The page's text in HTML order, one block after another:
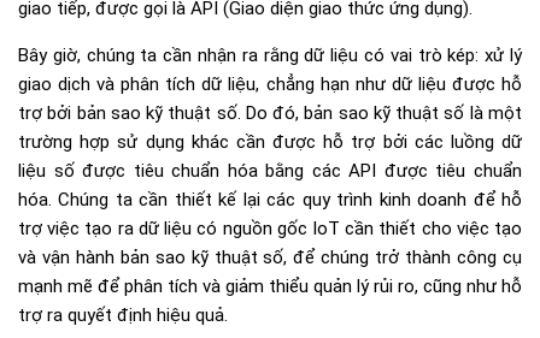
giao tiếp, được gọi là API (Giao diện giao thức ứng dụng).
Bây giờ, chúng ta cần nhận ra rằng dữ liệu có vai trò kép: xử lý
giao dịch và phân tích dữ liệu, chẳng hạn như dữ liệu được hỗ
trợ bởi bản sao kỹ thuật số. Do đó, bản sao kỹ thuật số là một
trường hợp sử dụng khác cần được hỗ trợ bởi các luồng dữ
liệu số được tiêu chuẩn hóa bằng các API được tiêu chuẩn
hóa. Chúng ta cần thiết kế lại các quy trình kinh doanh để hỗ
trợ việc tạo ra dữ liệu có nguồn gốc IoT cần thiết cho việc tạo
và vận hành bản sao kỹ thuật số, để chúng trở thành công cụ
mạnh mẽ để phân tích và giảm thiểu quản lý rủi ro, cũng như hỗ
trợ ra quyết định hiệu quả.